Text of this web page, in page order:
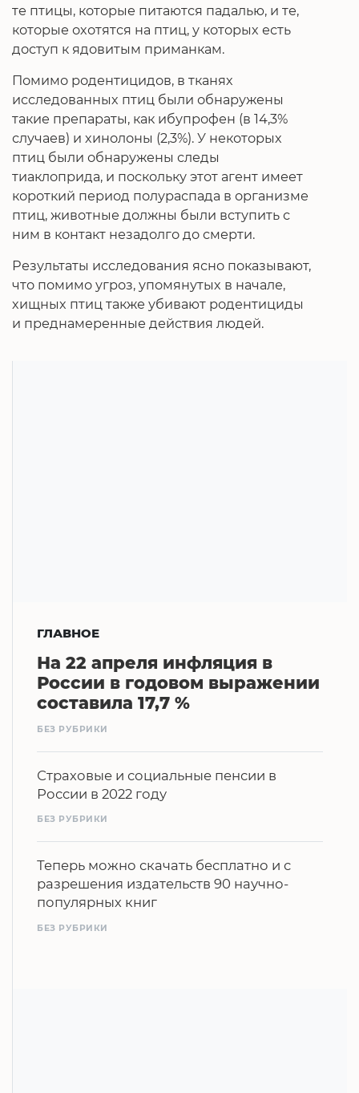
те птицы, которые питаются падалью, и те,
которые охотятся на птиц, у которых есть
доступ к ядовитым приманкам.
Помимо родентицидов, в тканях
исследованных птиц были обнаружены
такие препараты, как ибупрофен (в 14,3%
случаев) и хинолоны (2,3%). У некоторых
птиц были обнаружены следы
тиаклоприда, и поскольку этот агент имеет
короткий период полураспада в организме
птиц, животные должны были вступить с
ним в контакт незадолго до смерти.
Результаты исследования ясно показывают,
что помимо угроз, упомянутых в начале,
хищных птиц также убивают родентициды
и преднамеренные действия людей.
ГЛАВНОЕ
На 22 апреля инфляция в
России в годовом выражении
составила 17,7 %
БЕЗ РУБРИКИ
Страховые и социальные пенсии в
России в 2022 году
БЕЗ РУБРИКИ
Теперь можно скачать бесплатно и с
разрешения издательств 90 научно-
популярных книг
БЕЗ РУБРИКИ